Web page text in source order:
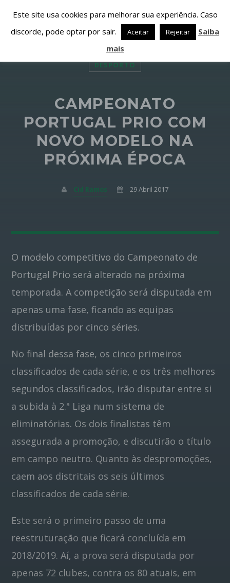
PESQUISAR NESTE WEBSITE:
PARTILHAR ESTA PÁGINA EM:
Twitter
Facebook
Pinterest
DESPORTO
CAMPEONATO
PORTUGAL PRIO COM
NOVO MODELO NA
PRÓXIMA ÉPOCA
Cid Ramos 29 Abril 2017
O modelo competitivo do Campeonato de
Portugal Prio será alterado na próxima
temporada. A competição será disputada em
apenas uma fase, ficando as equipas
distribuídas por cinco séries.
No final dessa fase, os cinco primeiros
classificados de cada série, e os três melhores
segundos classificados, irão disputar entre si
a subida à 2.ª Liga num sistema de
eliminatórias. Os dois finalistas têm
assegurada a promoção, e discutirão o título
em campo neutro. Quanto às despromoções,
caem aos distritais os seis últimos
classificados de cada série.
Este será o primeiro passo de uma
reestruturação que ficará concluída em
2018/2019. Aí, a prova será disputada por
apenas 72 clubes, contra os 80 atuais, em
Este site usa cookies para melhorar sua experiência. Caso
discorde, pode optar por sair.
Aceitar Rejeitar
Saiba
mais